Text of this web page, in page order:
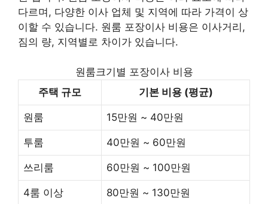
다르며, 다양한 이사 업체 및 지역에 따라 가격이 상
이할 수 있습니다. 원룸 포장이사 비용은 이사거리,
짐의 량, 지역별로 차이가 있습니다.
원룸크기별 포장이사 비용
주택 규모
기본 비용 (평균)
원룸 15만원 ~ 40만원
투룸 40만원 ~ 60만원
쓰리룸 60만원 ~ 100만원
4룸 이상 80만원 ~ 130만원